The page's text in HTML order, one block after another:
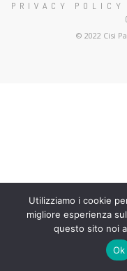
PRIVACY POLICY
© 2022 Cisi
Utilizziamo i cookie
migliore esperienza
questo sito noi
Ok